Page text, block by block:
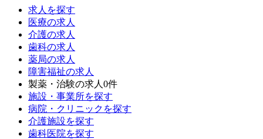
求人を探す
医療の求人
介護の求人
歯科の求人
薬局の求人
障害福祉の求人
製薬・治験の求人 0件
施設・事業所を探す
病院・クリニックを探す
介護施設を探す
歯科医院を探す